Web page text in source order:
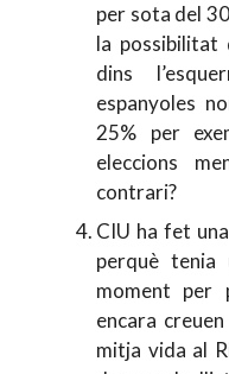
per sota del
la possibilitat
dins
espanyoles
25% per
eleccions
contrari?
CIU ha fet
perquè
moment per
encara
mitja vida al